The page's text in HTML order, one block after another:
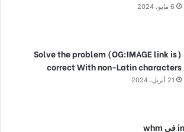
6 مايو، 2024
(Solve the problem (OG:IMAGE link is
correct With non-Latin characters
21 أبريل، 2024